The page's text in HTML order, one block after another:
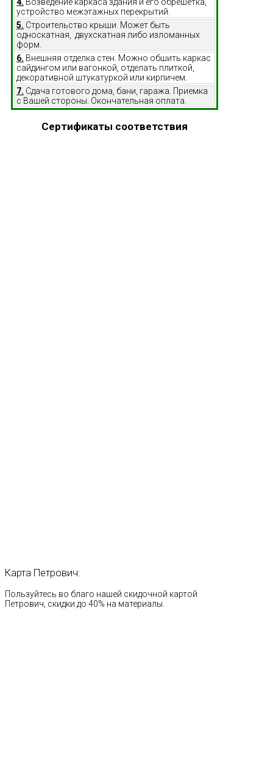
устройство межэтажных перекрытий.
5. Строительство крыши. Может быть
односкатная, двухскатная либо изломанных
форм.
6. Внешняя отделка стен. Можно обшить каркас
сайдингом или вагонкой, отделать плиткой,
декоративной штукатуркой или кирпичем.
7. Сдача готового дома, бани, гаража. Приемка
с Вашей стороны. Окончательная оплата.
Сертификаты соответствия
Карта Петрович:
Пользуйтесь во благо нашей скидочной картой
Петрович, скидки до 40% на материалы.